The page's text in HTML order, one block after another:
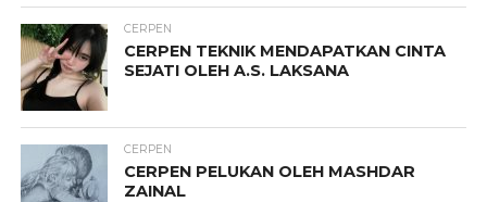
CERPEN
CERPEN TEKNIK MENDAPATKAN CINTA
SEJATI OLEH A.S. LAKSANA
CERPEN
CERPEN PELUKAN OLEH MASHDAR
ZAINAL